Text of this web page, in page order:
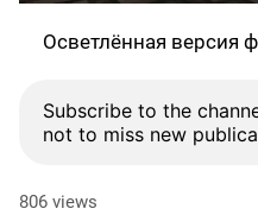
Осветлённая версия
Subscribe to the
not to miss new
806 views